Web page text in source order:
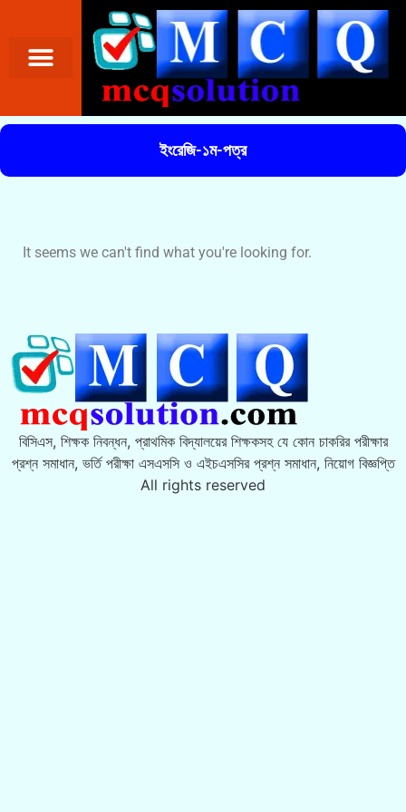
ইংরেজি-১ম-পত্র
It seems we can't find what you're looking for.
বিসিএস, শিক্ষক নিবন্ধন, প্রাথমিক বিদ্যালয়ের শিক্ষকসহ যে কোন চাকরির পরীক্ষার
প্রশ্ন সমাধান, ভর্তি পরীক্ষা এসএসসি ও এইচএসসির প্রশ্ন সমাধান, নিয়োগ বিজ্ঞপ্তি
All rights reserved